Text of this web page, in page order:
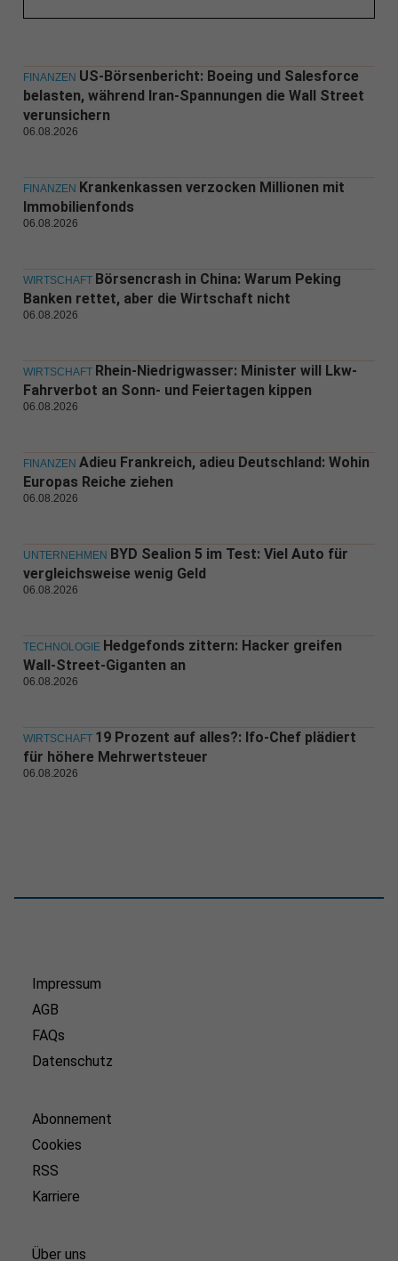
FINANZEN US-Börsenbericht: Boeing und Salesforce
belasten, während Iran-Spannungen die Wall Street
verunsichern
06.08.2026
FINANZEN Krankenkassen verzocken Millionen mit
Immobilienfonds
06.08.2026
WIRTSCHAFT Börsencrash in China: Warum Peking
Banken rettet, aber die Wirtschaft nicht
06.08.2026
WIRTSCHAFT Rhein-Niedrigwasser: Minister will Lkw-
Fahrverbot an Sonn- und Feiertagen kippen
06.08.2026
FINANZEN Adieu Frankreich, adieu Deutschland: Wohin
Europas Reiche ziehen
06.08.2026
UNTERNEHMEN BYD Sealion 5 im Test: Viel Auto für
vergleichsweise wenig Geld
06.08.2026
TECHNOLOGIE Hedgefonds zittern: Hacker greifen
Wall-Street-Giganten an
06.08.2026
WIRTSCHAFT 19 Prozent auf alles?: Ifo-Chef plädiert
für höhere Mehrwertsteuer
06.08.2026
Impressum
AGB
FAQs
Datenschutz
Abonnement
Cookies
RSS
Karriere
Über uns